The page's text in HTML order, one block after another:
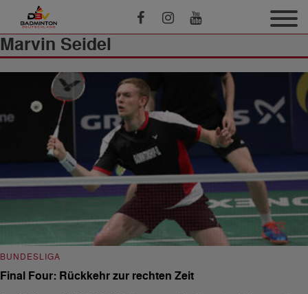
Marvin Seidel
BUNDESLIGA
Final Four: Rückkehr zur rechten Zeit